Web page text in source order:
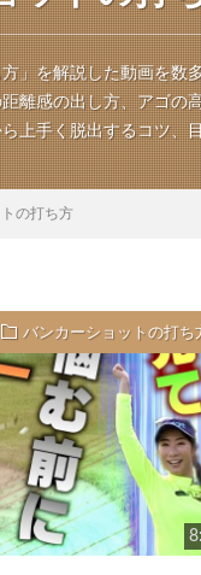
」を解説した動画を数
離感の出し方、アゴの
上手く脱出するコツ、
の打ち方
バンカーショットの打ち